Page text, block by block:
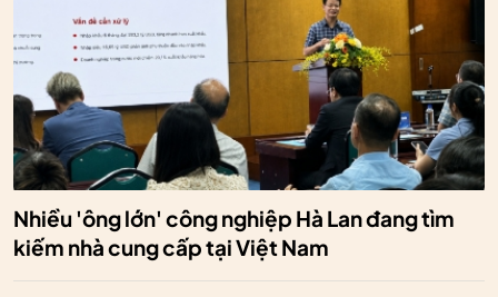
Nhiều 'ông lớn' công nghiệp Hà Lan đang tìm
kiếm nhà cung cấp tại Việt Nam